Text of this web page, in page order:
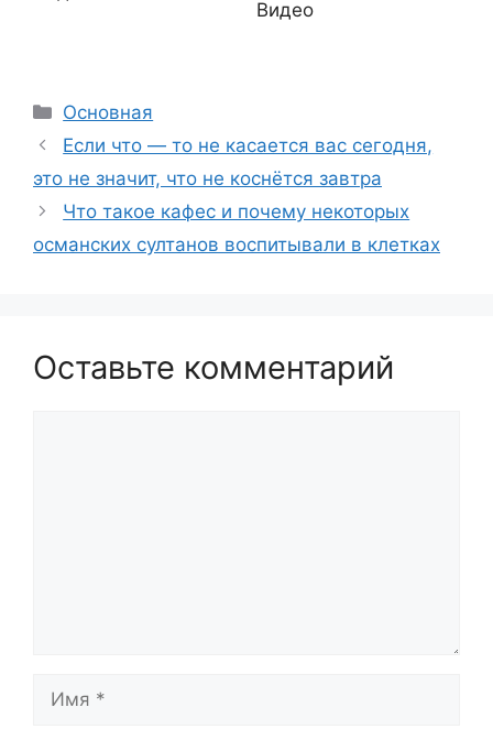
Видео
Рубрики
Основная
Если что — то не касается вас сегодня,
это не значит, что не коснётся завтра
Что такое кафес и почему некоторых
османских султанов воспитывали в клетках
Оставьте комментарий